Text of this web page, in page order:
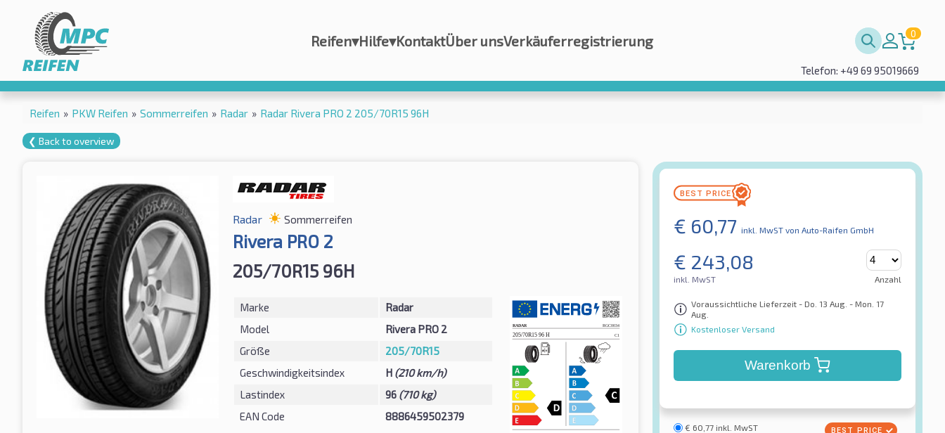
Reifen▾Hilfe▾KontaktÜber unsVerkäuferregistrierung 0
Telefon: +49 69 95019669
Reifen » PKW Reifen » Sommerreifen » Radar » Radar Rivera PRO 2 205/70R15 96H
❮ Back to overview
Radar Sommerreifen
Rivera PRO 2
205/70R15 96H
Marke
Radar
Model
Rivera PRO 2
Größe
205/70R15
Geschwindigkeitsindex
H (210 km/h)
Lastindex
96 (710 kg)
EAN Code
8886459502379
€ 60,77 inkl. MwST von Auto-Raifen GmbH
€ 243,08
inkl. MwST Anzahl
Voraussichtliche Lieferzeit - Do. 13 Aug. - Mon. 17
Aug.
Kostenloser Versand
Warenkorb
€ 60,77 inkl. MwST